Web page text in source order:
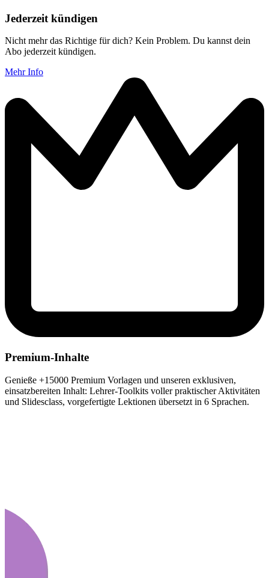
Jederzeit kündigen
Nicht mehr das Richtige für dich? Kein Problem. Du kannst dein
Abo jederzeit kündigen.
Mehr Info
Premium-Inhalte
Genieße +15000 Premium Vorlagen und unseren exklusiven,
einsatzbereiten Inhalt: Lehrer-Toolkits voller praktischer Aktivitäten
und Slidesclass, vorgefertigte Lektionen übersetzt in 6 Sprachen.